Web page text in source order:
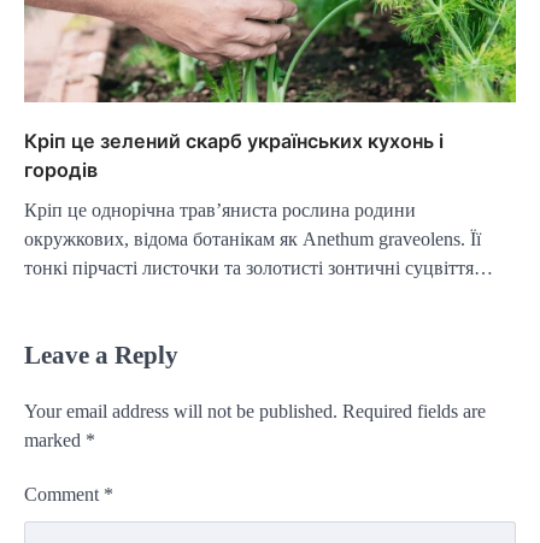
Кріп це зелений скарб українських кухонь і
городів
Кріп це однорічна трав’яниста рослина родини
окружкових, відома ботанікам як Anethum graveolens. Її
тонкі пірчасті листочки та золотисті зонтичні суцвіття…
Leave a Reply
Your email address will not be published. Required fields are
marked *
Comment *